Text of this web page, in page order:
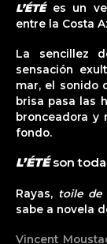
L’ÉTÉes un
entre la Costa
La sencillez
sensación
mar, el sonido
brisa pasa las
bronceadora y
fondo.
L’ÉTÉson
Rayas, toile de
sabe a novela
Vincent